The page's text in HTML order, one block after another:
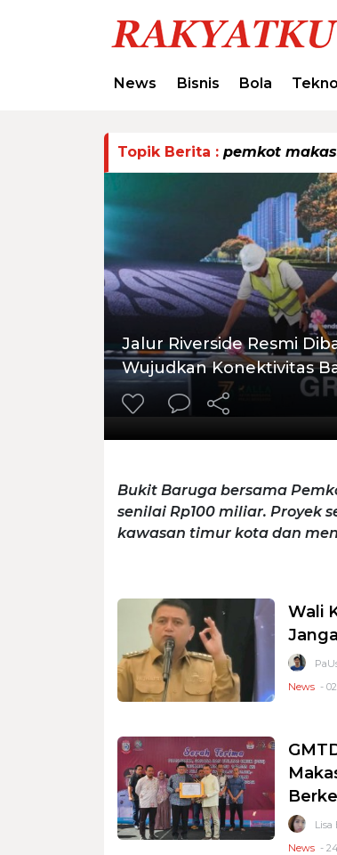
News Bisnis Bola Tekno
Topik Berita : pemkot
Jalur Riverside Resmi
Wujudkan Konektivitas
Bukit Baruga bersama
senilai Rp100 miliar. Proyek
kawasan timur kota dan
Wali
News -
Lisa
News -